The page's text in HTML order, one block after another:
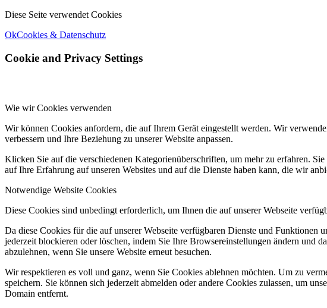
Diese Seite verwendet Cookies
OkCookies & Datenschutz
Cookie and Privacy Settings
Wie wir Cookies verwenden
Wir können Cookies anfordern, die auf Ihrem Gerät eingestellt werden. Wir
verbessern und Ihre Beziehung zu unserer Website anpassen.
Klicken Sie auf die verschiedenen Kategorienüberschriften, um mehr zu erfahren.
auf Ihre Erfahrung auf unseren Websites und auf die Dienste haben kann, die wir
Notwendige Website Cookies
Diese Cookies sind unbedingt erforderlich, um Ihnen die auf unserer Webseite
Da diese Cookies für die auf unserer Webseite verfügbaren Dienste und
jederzeit blockieren oder löschen, indem Sie Ihre Browsereinstellungen ändern und
abzulehnen, wenn Sie unsere Website erneut besuchen.
Wir respektieren es voll und ganz, wenn Sie Cookies ablehnen möchten. Um zu
speichern. Sie können sich jederzeit abmelden oder andere Cookies zulassen, um
Domain entfernt.